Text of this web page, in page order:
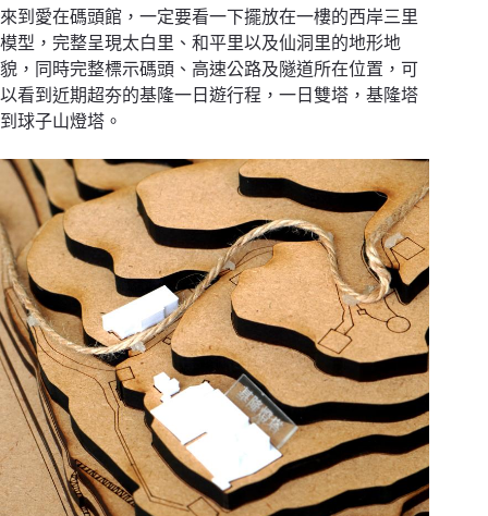
來到愛在碼頭館，一定要看一下擺放在一樓的西岸三里
模型，完整呈現太白里、和平里以及仙洞里的地形地
貌，同時完整標示碼頭、高速公路及隧道所在位置，可
以看到近期超夯的基隆一日遊行程，一日雙塔，基隆塔
到球子山燈塔。